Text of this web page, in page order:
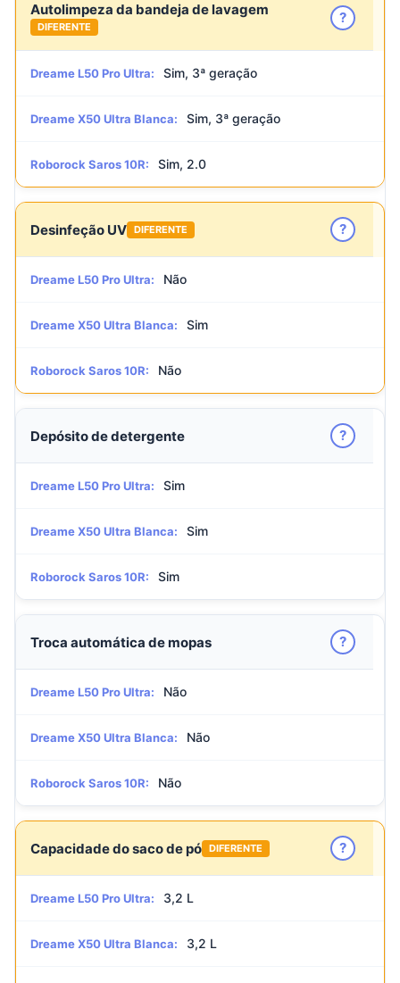
Autolimpeza da bandeja de lavagem
DIFERENTE
?
Dreame L50 Pro Ultra: Sim, 3ª geração
Dreame X50 Ultra Blanca: Sim, 3ª geração
Roborock Saros 10R: Sim, 2.0
Desinfeção UV DIFERENTE ?
Dreame L50 Pro Ultra: Não
Dreame X50 Ultra Blanca: Sim
Roborock Saros 10R: Não
Depósito de detergente ?
Dreame L50 Pro Ultra: Sim
Dreame X50 Ultra Blanca: Sim
Roborock Saros 10R: Sim
Troca automática de mopas ?
Dreame L50 Pro Ultra: Não
Dreame X50 Ultra Blanca: Não
Roborock Saros 10R: Não
Capacidade do saco de pó DIFERENTE ?
Dreame L50 Pro Ultra: 3,2 L
Dreame X50 Ultra Blanca: 3,2 L